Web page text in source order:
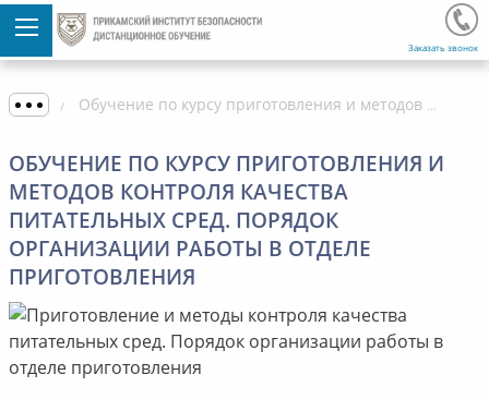
Заказать звонок
Обучение по курсу приготовления и методов контроля качества питательных сред. Порядок организации работы в отделе приготовления
ОБУЧЕНИЕ ПО КУРСУ ПРИГОТОВЛЕНИЯ И
МЕТОДОВ КОНТРОЛЯ КАЧЕСТВА
ПИТАТЕЛЬНЫХ СРЕД. ПОРЯДОК
ОРГАНИЗАЦИИ РАБОТЫ В ОТДЕЛЕ
ПРИГОТОВЛЕНИЯ